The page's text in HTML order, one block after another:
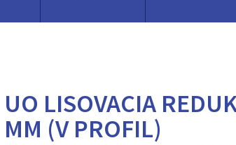
UO LISOVACIA
MM (V PROFIL)